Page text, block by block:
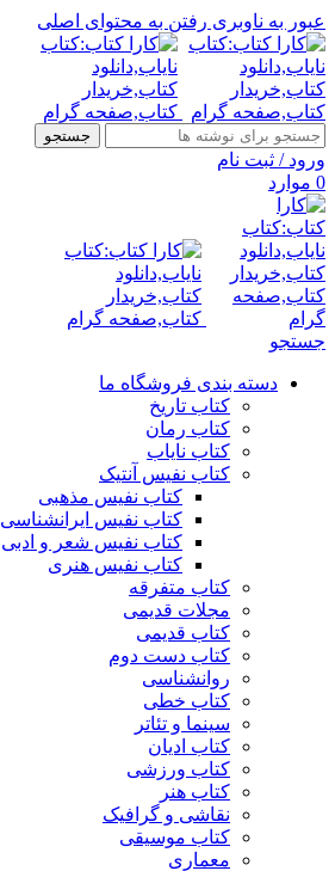
عبور به ناوبری رفتن به محتوای اصلی
جستجو
ورود / ثبت نام
0 موارد
جستجو
دسته بندی فروشگاه ما
کتاب تاریخ
کتاب رمان
کتاب نایاب
کتاب نفیس آنتیک
کتاب نفیس مذهبی
کتاب نفیس ایرانشناسی
کتاب نفیس شعر و ادبی
کتاب نفیس هنری
کتاب متفرقه
مجلات قدیمی
کتاب قدیمی
کتاب دست دوم
روانشناسی
کتاب خطی
سینما و تئاتر
کتاب ادیان
کتاب ورزشی
کتاب هنر
نقاشی و گرافیک
کتاب موسیقی
معماری